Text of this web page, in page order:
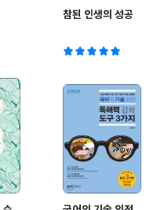
참된 인생의 성공